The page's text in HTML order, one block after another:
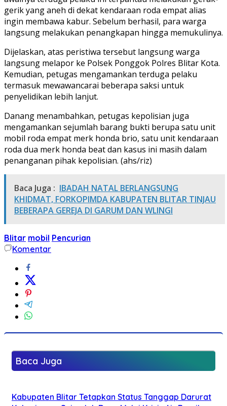
gerik yang aneh di dekat kendaraan roda empat alias
ingin membawa kabur. Sebelum berhasil, para warga
langsung melakukan penangkapan hingga memukulinya.
Dijelaskan, atas peristiwa tersebut langsung warga
langsung melapor ke Polsek Ponggok Polres Blitar Kota.
Kemudian, petugas mengamankan terduga pelaku
termasuk mewawancarai beberapa saksi untuk
penyelidikan lebih lanjut.
Danang menambahkan, petugas kepolisian juga
mengamankan sejumlah barang bukti berupa satu unit
mobil roda empat merk honda brio, satu unit kendaraan
roda dua merk honda beat dan kasus ini masih dalam
penanganan pihak kepolisian. (ahs/riz)
Baca Juga : IBADAH NATAL BERLANGSUNG
KHIDMAT, FORKOPIMDA KABUPATEN BLITAR TINJAU
BEBERAPA GEREJA DI GARUM DAN WLINGI
Blitar mobil Pencurian
Komentar
Baca Juga
Kabupaten Blitar Tetapkan Status Tanggap Darurat